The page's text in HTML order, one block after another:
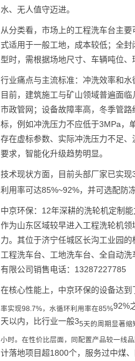
水、无人值守迈进。
从分类看，市场上的工程洗车台主
式适用于一般工地，成本较低；全
型时，需根据场地尺寸、车辆吨位、
行业痛点与主流标准：冲洗效率和
目前，建筑施工与矿山领域普遍面
市政管网；设备故障率高，冬季管
标，例如冲洗压力不应低于3MPa，
存在虚标参数、实际冲洗压力不足
要求，智能化升级趋势明显。
技术现状方面，目前头部厂家已实现
利用率可达85%~92%，并可选配防
中京环保：12年深耕的洗轮机定制
作为山东区域较早进入工程洗轮机
力。其位于济宁任城区长沟工业园
工程洗车台、工地洗车台、全自动
有限公司销售电话：13287227785
在核心性能上，中京环保的设备达
率实现98.7%，水循环利用率在85%92%
天以内，比行业一般35天的周期显著缩
小时。在性价比层面，同配置产品较一线
计落地项目超1800个，服务过中煤